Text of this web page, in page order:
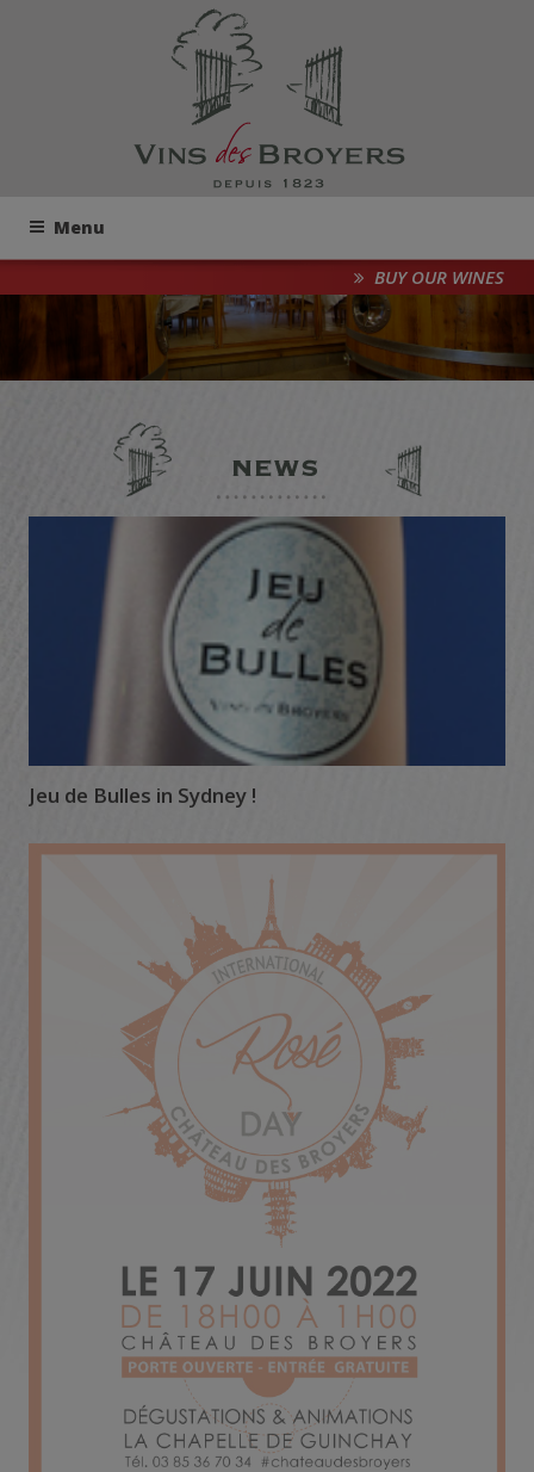
Menu
BUY OUR WINES
Jeu de Bulles in Sydney !